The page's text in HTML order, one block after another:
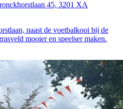
45, 3201 XA
naast de voetbalkooi bij de
mooier en speelser maken.